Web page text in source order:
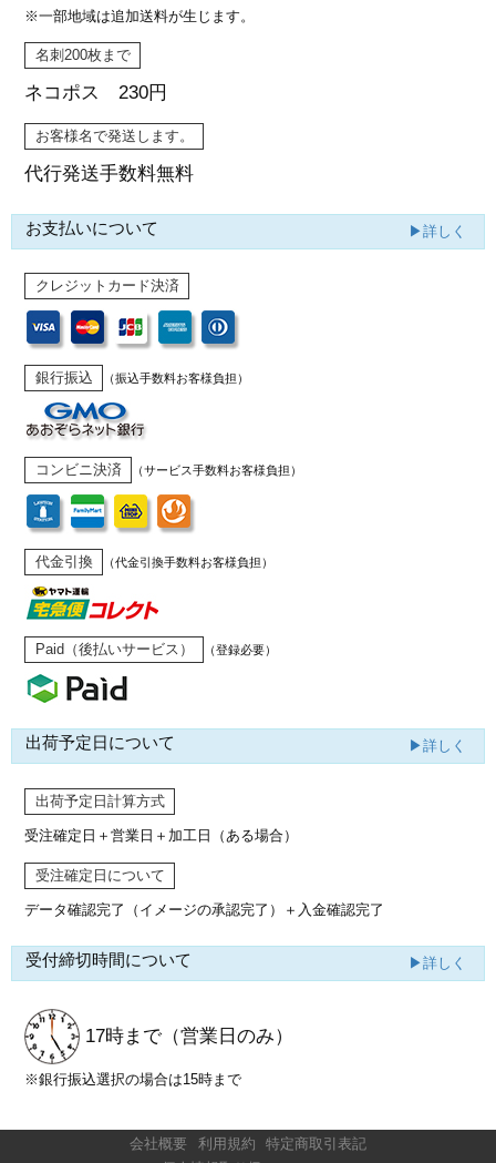
※一部地域は追加送料が生じます。
名刺200枚まで
ネコポス 230円
お客様名で発送します。
代行発送手数料無料
お支払いについて ▶詳しく
クレジットカード決済
銀行振込 （振込手数料お客様負担）
コンビニ決済 （サービス手数料お客様負担）
代金引換 （代金引換手数料お客様負担）
Paid（後払いサービス） （登録必要）
出荷予定日について ▶詳しく
出荷予定日計算方式
受注確定日＋営業日＋加工日（ある場合）
受注確定日について
データ確認完了（イメージの承認完了） ＋入金確認完了
受付締切時間について ▶詳しく
17時まで （営業日のみ）
※銀行振込選択の場合は15時まで
会社概要 利用規約
特定商取引表記